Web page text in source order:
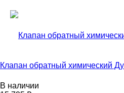
Клапан обратный химический
В наличии